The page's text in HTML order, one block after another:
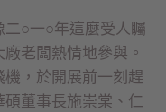
○一○年這麼受人矚
老闆熱情地參與。
，於開展前一刻趕
董事長施崇棠、仁